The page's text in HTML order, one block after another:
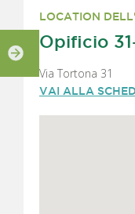
LOCATION
Opificio
Via Tortona 31
VAI ALLA